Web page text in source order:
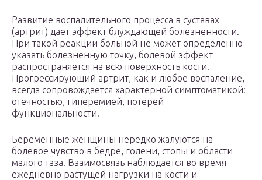
Развитие воспалительного процесса в суставах
(артрит) дает эффект блуждающей болезненности.
При такой реакции больной не может определенно
указать болезненную точку, болевой эффект
распространяется на всю поверхность кости.
Прогрессирующий артрит, как и любое воспаление,
всегда сопровождается характерной симптоматикой:
отечностью, гиперемией, потерей
функциональности.
Беременные женщины нередко жалуются на
болевое чувство в бедре, голени, стопы и области
малого таза. Взаимосвязь наблюдается во время
ежедневно растущей нагрузки на кости и